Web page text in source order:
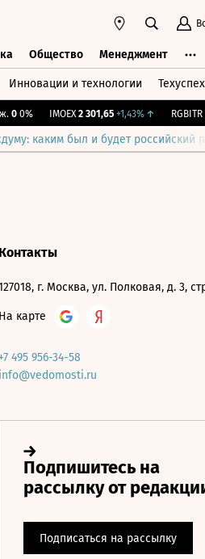
Общество Менеджмент
Инновации и технологии Техуспех
0 0% IMOEX 2 301,65 +1,43%↑ RGBITR
каким был и будет российский
Контакты
г. Москва, ул. Полковая, д. 3,
На карте
+7 495 956-34-58
info@vedomosti.ru